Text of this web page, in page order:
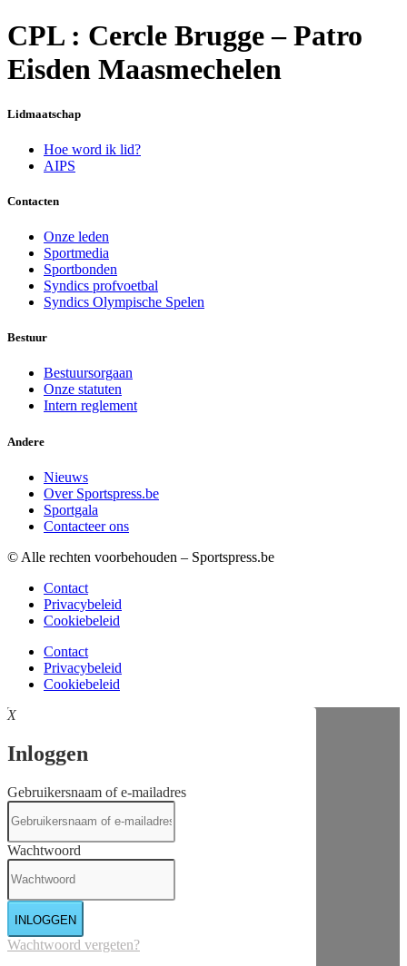
CPL : Cercle Brugge – Patro
Eisden Maasmechelen
Lidmaatschap
Hoe word ik lid?
AIPS
Contacten
Onze leden
Sportmedia
Sportbonden
Syndics profvoetbal
Syndics Olympische Spelen
Bestuur
Bestuursorgaan
Onze statuten
Intern reglement
Andere
Nieuws
Over Sportspress.be
Sportgala
Contacteer ons
© Alle rechten voorbehouden – Sportspress.be
Contact
Privacybeleid
Cookiebeleid
Contact
Privacybeleid
Cookiebeleid
X
Inloggen
Gebruikersnaam of e-mailadres
Wachtwoord
INLOGGEN
Wachtwoord vergeten?